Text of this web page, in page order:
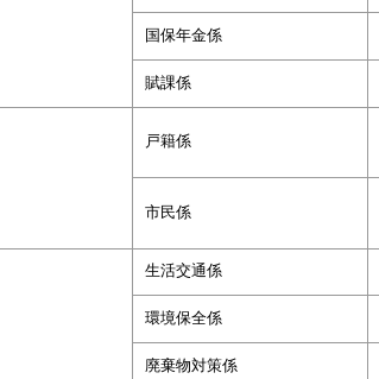
国保年金係
賦課係
戸籍係
市民係
生活交通係
環境保全係
廃棄物対策係